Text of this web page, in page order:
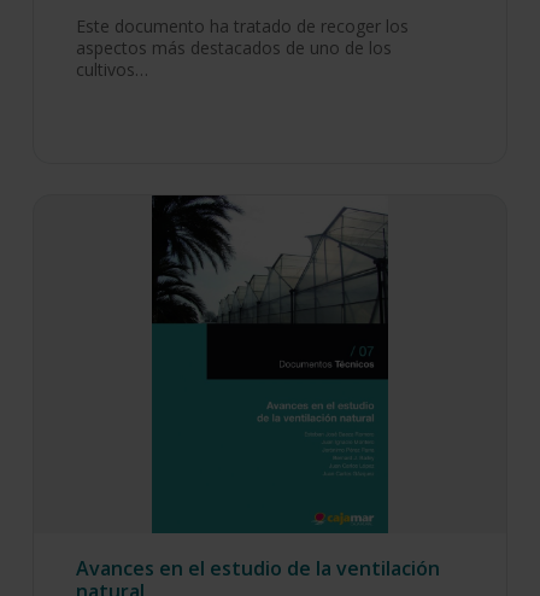
Este documento ha tratado de recoger los
aspectos más destacados de uno de los
cultivos…
Avances en el estudio de la ventilación